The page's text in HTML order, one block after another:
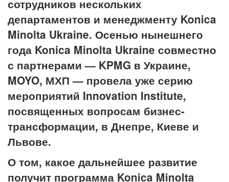
сотрудников нескольких
департаментов и менеджменту Konica
Minolta Ukraine. Осенью нынешнего
года Konica Minolta Ukraine совместно
с партнерами — KPMG в Украине,
MOYO, МХП — провела уже серию
мероприятий Innovation Institute,
посвященных вопросам бизнес-
трансформации, в Днепре, Киеве и
Львове.
О том, какое дальнейшее развитие
получит программа Konica Minolta